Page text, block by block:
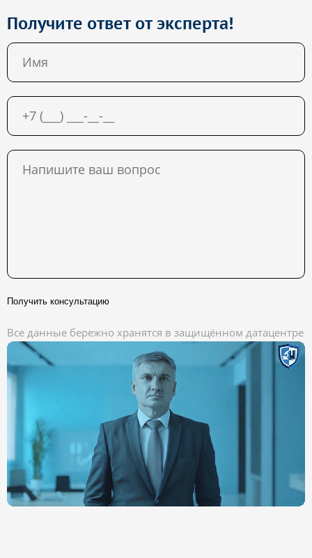
Получите ответ от эксперта!
Получить консультацию
Все данные бережно хранятся в защищённом датацентре